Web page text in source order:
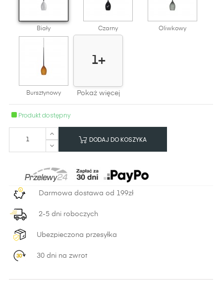
Biały Czarny Oliwkowy
Bursztynowy
1+
Pokaż więcej
Produkt dostępny
DODAJ DO KOSZYKA
Darmowa dostawa od 199zł
2-5 dni roboczych
Ubezpieczona przesyłka
30 dni na zwrot